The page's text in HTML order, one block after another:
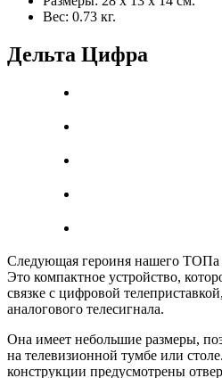
Вес: 0.73 кг.
Дельта Цифра
Следующая героиня нашего ТОПа
Это компактное устройство,
связке с цифровой
аналогового телесигнала.
Она имеет небольшие размеры,
на телевизионной тумбе или
конструкции предусмотрены